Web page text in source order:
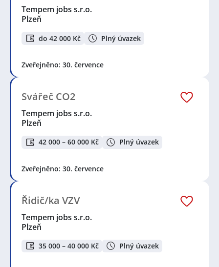
Tempem jobs s.r.o.
Plzeň
do 42 000 Kč Plný úvazek
Zveřejněno: 30. července
Svářeč CO2
Tempem jobs s.r.o.
Plzeň
42 000 – 60 000 Kč Plný úvazek
Zveřejněno: 30. července
Řidič/ka VZV
Tempem jobs s.r.o.
Plzeň
35 000 – 40 000 Kč Plný úvazek